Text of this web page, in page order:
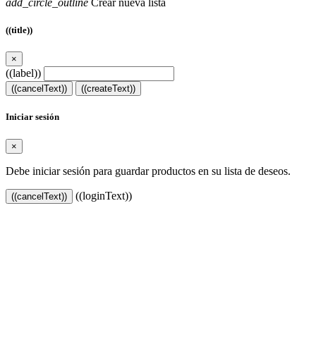
((title))
×
((label))
((cancelText)) ((createText))
Iniciar sesión
×
Debe iniciar sesión para guardar productos en su lista de deseos.
((cancelText)) ((loginText))